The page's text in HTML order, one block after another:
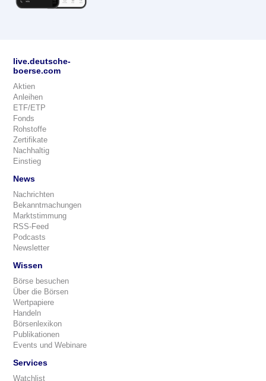
live.deutsche-
boerse.com
Aktien
Anleihen
ETF/ETP
Fonds
Rohstoffe
Zertifikate
Nachhaltig
Einstieg
News
Nachrichten
Bekanntmachungen
Marktstimmung
RSS-Feed
Podcasts
Newsletter
Wissen
Börse besuchen
Über die Börsen
Wertpapiere
Handeln
Börsenlexikon
Publikationen
Events und Webinare
Services
Watchlist